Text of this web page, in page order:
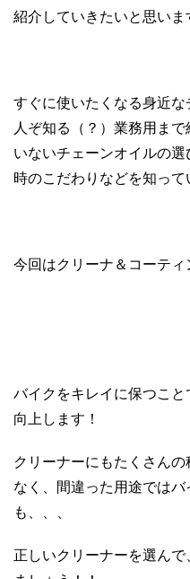
紹介していきたいと思いま
すぐに使いたくなる身近
人ぞ知る（？）業務用ま
いないチェーンオイルの
時のこだわりなどを知って
今回はクリーナ＆コーティ
バイクをキレイに保つこ
向上します！
クリーナーにもたくさん
なく、間違った用途では
も、、、
正しいクリーナーを選ん